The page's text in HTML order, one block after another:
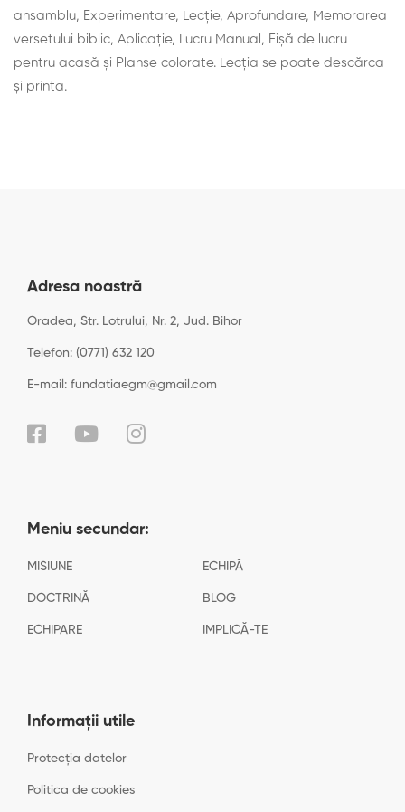
ansamblu, Experimentare, Lecţie, Aprofundare, Memorarea
versetului biblic, Aplicaţie, Lucru Manual, Fișă de lucru
pentru acasă și Planșe colorate. Lecţia se poate descărca
şi printa.
Adresa noastră
Oradea, Str. Lotrului, Nr. 2, Jud. Bihor
Telefon: (0771) 632 120
E-mail: fundatiaegm@gmail.com
Meniu secundar:
MISIUNE ECHIPĂ
DOCTRINĂ BLOG
ECHIPARE IMPLICĂ-TE
Informații utile
Protecția datelor
Politica de cookies